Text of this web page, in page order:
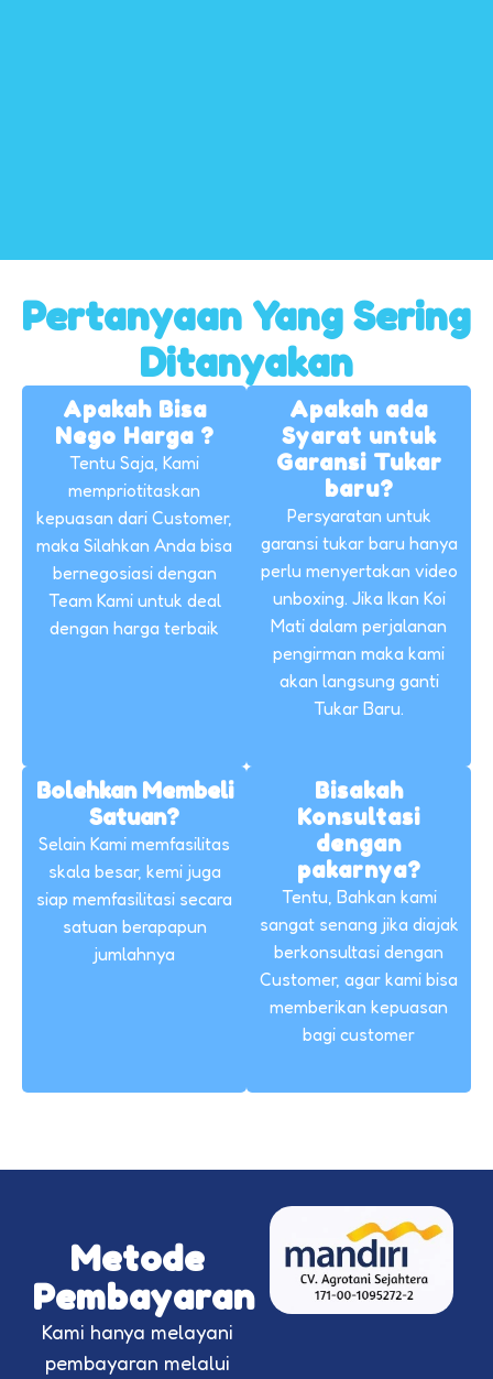
Pertanyaan Yang Sering
Ditanyakan
Apakah Bisa
Nego Harga ?
Tentu Saja, Kami
mempriotitaskan
kepuasan dari Customer,
maka Silahkan Anda bisa
bernegosiasi dengan
Team Kami untuk deal
dengan harga terbaik
Apakah ada
Syarat untuk
Garansi Tukar
baru?
Persyaratan untuk
garansi tukar baru hanya
perlu menyertakan video
unboxing. Jika Ikan Koi
Mati dalam perjalanan
pengirman maka kami
akan langsung ganti
Tukar Baru.
Bolehkan Membeli
Satuan?
Selain Kami memfasilitas
skala besar, kemi juga
siap memfasilitasi secara
satuan berapapun
jumlahnya
Bisakah
Konsultasi
dengan
pakarnya?
Tentu, Bahkan kami
sangat senang jika diajak
berkonsultasi dengan
Customer, agar kami bisa
memberikan kepuasan
bagi customer
Metode
Pembayaran
Kami hanya melayani
pembayaran melalui